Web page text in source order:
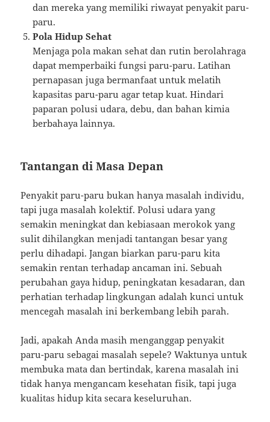
dan mereka yang memiliki riwayat penyakit paru-
paru.
Pola Hidup Sehat
Menjaga pola makan sehat dan rutin berolahraga
dapat memperbaiki fungsi paru-paru. Latihan
pernapasan juga bermanfaat untuk melatih
kapasitas paru-paru agar tetap kuat. Hindari
paparan polusi udara, debu, dan bahan kimia
berbahaya lainnya.
Tantangan di Masa Depan
Penyakit paru-paru bukan hanya masalah individu,
tapi juga masalah kolektif. Polusi udara yang
semakin meningkat dan kebiasaan merokok yang
sulit dihilangkan menjadi tantangan besar yang
perlu dihadapi. Jangan biarkan paru-paru kita
semakin rentan terhadap ancaman ini. Sebuah
perubahan gaya hidup, peningkatan kesadaran, dan
perhatian terhadap lingkungan adalah kunci untuk
mencegah masalah ini berkembang lebih parah.
Jadi, apakah Anda masih menganggap penyakit
paru-paru sebagai masalah sepele? Waktunya untuk
membuka mata dan bertindak, karena masalah ini
tidak hanya mengancam kesehatan fisik, tapi juga
kualitas hidup kita secara keseluruhan.